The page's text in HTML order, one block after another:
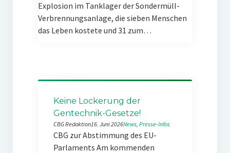
Explosion im Tanklager der Sondermüll-
Verbrennungsanlage, die sieben Menschen
das Leben kostete und 31 zum…
Keine Lockerung der
Gentechnik-Gesetze!
CBG Redaktion16. Juni 2026News, Presse-Infos
CBG zur Abstimmung des EU-
Parlaments Am kommenden